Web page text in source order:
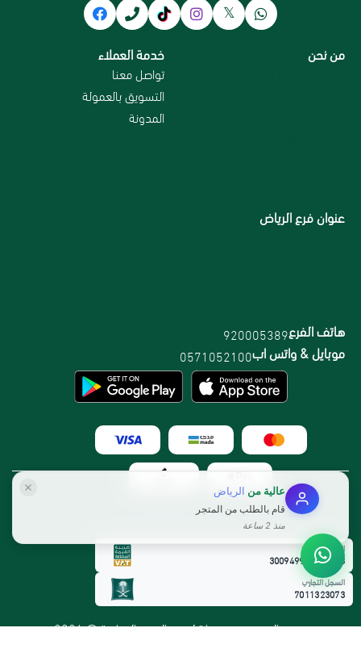
من نحن خدمة العملاء
تواصل معنا
التسويق بالعمولة
المدونة
عنوان فرع الرياض
هاتف الفرع920005389
موبايل & واتس اب0571052100
الرقم الضريبي:
300949912800003
السجل التجاري
7011323073
جميع الحقوق محفوظة لمتجر القمم الوطنية @ 2026
عالية من الرياض
قام بالطلب من المتجر
منذ 2 ساعة